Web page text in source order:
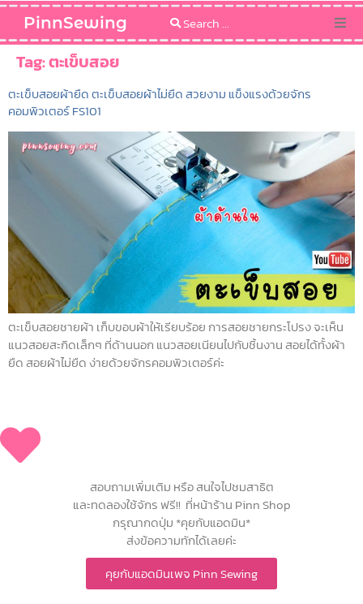
PinnSewing
Blog
Sewing Pattern
Tag:ตะเข็บสอย
ตะเข็บสอยผ้ายืด ตะเข็บสอยผ้าไม่ยืด สวยงาม แข็งแรงด้วยจักร
คอมพิวเตอร์ FS101
ตะเข็บสอยชายผ้า เก็บขอบผ้าให้เรียบร้อย การสอยชายกระโปรง จะเห็น
แนวสอยสะกิดเล็กๆ ที่ด้านนอก แนวสอยเนียนไปกับชิ้นงาน สอยได้ทั้งผ้า
ยืด สอยผ้าไม่ยืด ง่ายด้วยจักรคอมพิวเตอร์ค่ะ
สอบถามเพิ่มเติม หรือ สนใจไปชมสาธิต
และทดลองใช้จักร ฟรี!! ที่หน้าร้าน Pinn Shop
กรุณากดปุ่ม *คุยกับแอดมิน*
ส่งข้อความทักได้เลยค่ะ
คุยกับแอดมินเพจ Pinn Sewing